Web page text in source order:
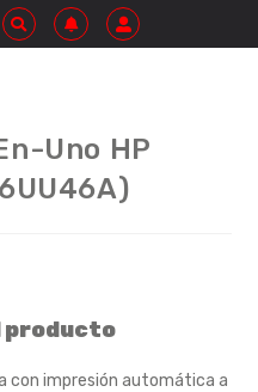
Uno HP
producto
con impresión automática a